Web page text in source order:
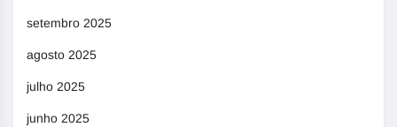
setembro 2025
agosto 2025
julho 2025
junho 2025